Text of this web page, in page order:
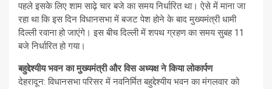
पहले इसके लिए शाम साढ़े चार बजे का समय निर्धारित था। ऐसे में माना जा
रहा था कि इस दिन विधानसभा में बजट पेश होने के बाद मुख्यमंत्री धामी
दिल्ली रवाना हो जाएंगे। इस बीच दिल्ली में शपथ ग्रहण का समय सुबह 11
बजे निर्धारित हो गया।
बहुद्देश्यीय भवन का मुख्यमंत्री और विस अध्यक्ष ने किया लोकार्पण
देहरादून: विधानसभा परिसर में नवनिर्मित बहुद्देश्यीय भवन का मंगलवार को